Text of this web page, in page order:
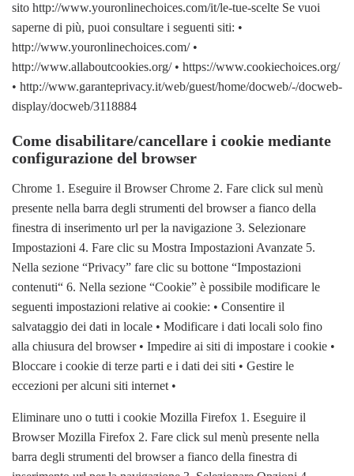
sito http://www.youronlinechoices.com/it/le-tue-scelte Se vuoi
saperne di più, puoi consultare i seguenti siti: •
http://www.youronlinechoices.com/ •
http://www.allaboutcookies.org/ • https://www.cookiechoices.org/
• http://www.garanteprivacy.it/web/guest/home/docweb/-/docweb-
display/docweb/3118884
Come disabilitare/cancellare i cookie mediante
configurazione del browser
Chrome 1. Eseguire il Browser Chrome 2. Fare click sul menù
presente nella barra degli strumenti del browser a fianco della
finestra di inserimento url per la navigazione 3. Selezionare
Impostazioni 4. Fare clic su Mostra Impostazioni Avanzate 5.
Nella sezione “Privacy” fare clic su bottone “Impostazioni
contenuti“ 6. Nella sezione “Cookie” è possibile modificare le
seguenti impostazioni relative ai cookie: • Consentire il
salvataggio dei dati in locale • Modificare i dati locali solo fino
alla chiusura del browser • Impedire ai siti di impostare i cookie •
Bloccare i cookie di terze parti e i dati dei siti • Gestire le
eccezioni per alcuni siti internet •
Eliminare uno o tutti i cookie Mozilla Firefox 1. Eseguire il
Browser Mozilla Firefox 2. Fare click sul menù presente nella
barra degli strumenti del browser a fianco della finestra di